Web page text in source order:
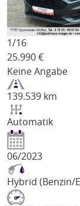
1/16
25.990 €
Keine Angabe
139.539 km
Automatik
06/2023
Hybrid (Benzin/